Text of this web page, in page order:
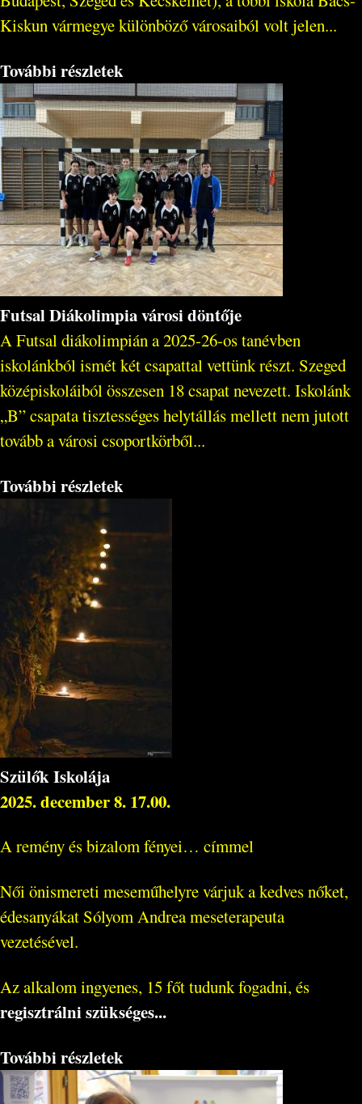
Kiskun vármegye különböző városaiból volt jelen...
További részletek
Futsal Diákolimpia városi döntője
A Futsal diákolimpián a 2025-26-os tanévben
iskolánkból ismét két csapattal vettünk részt. Szeged
középiskoláiból összesen 18 csapat nevezett. Iskolánk
„B” csapata tisztességes helytállás mellett nem jutott
tovább a városi csoportkörből...
További részletek
Szülők Iskolája
2025. december 8. 17.00.
A remény és bizalom fényei… címmel
Női önismereti meseműhelyre várjuk a kedves nőket,
édesanyákat Sólyom Andrea meseterapeuta
vezetésével.
Az alkalom ingyenes, 15 főt tudunk fogadni, és
regisztrálni szükséges...
További részletek